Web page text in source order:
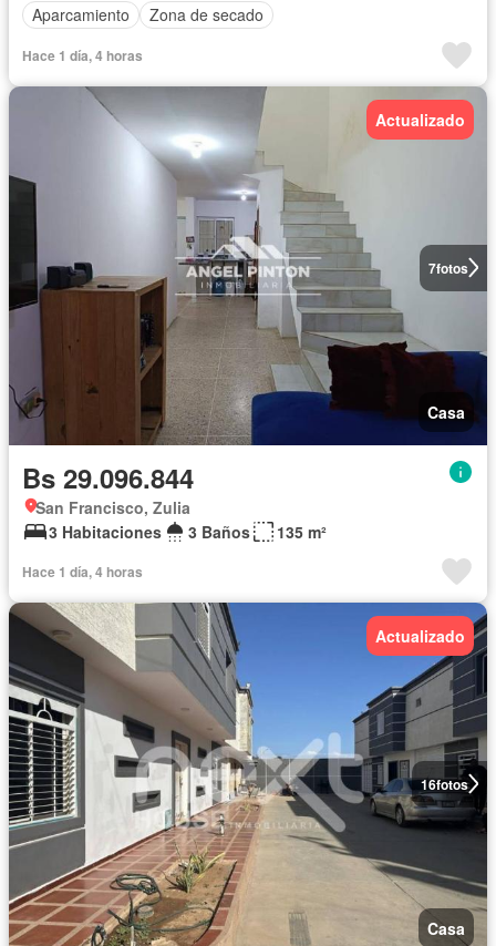
Aparcamiento
Zona de secado
Hace 1 día, 4 horas
7fotos
Actualizado
Casa
Bs 29.096.844
San Francisco, Zulia
3 Habitaciones
3 Baños 135 m²
Hace 1 día, 4 horas
16fotos
Actualizado
Casa